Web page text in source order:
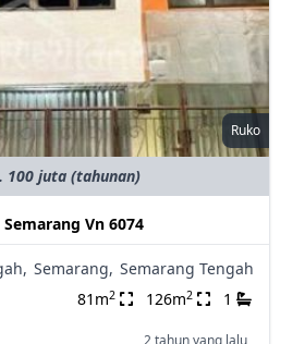
Ruko
100 juta (tahunan)
Vn 6074
Semarang, Semarang Tengah
81m2 126m2 1
2 tahun yang lalu